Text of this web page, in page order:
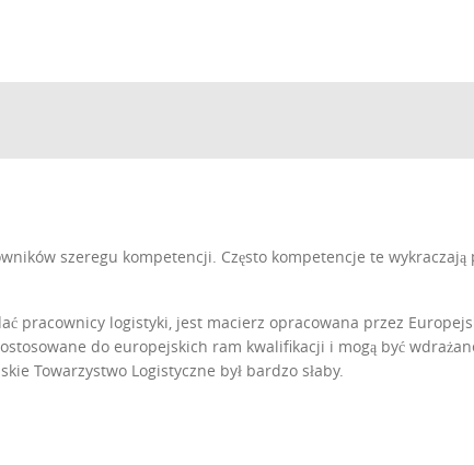
szeregu kompetencji. Często kompetencje te
pracownicy logistyki, jest macierz opracowana przez
do europejskich ram kwalifikacji i mogą być
Towarzystwo Logistyczne był bardzo słaby.